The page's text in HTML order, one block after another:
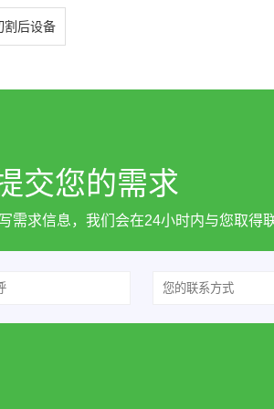
割后设备
交您的需求
需求信息，我们会在24小时内与您取得